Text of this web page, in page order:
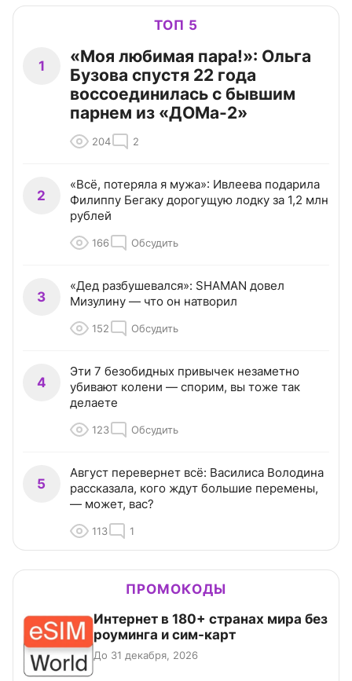
ТОП 5
1
«Моя любимая пара!»: Ольга
Бузова спустя 22 года
воссоединилась с бывшим
парнем из «ДОМа-2»
204 2
2
«Всё, потеряла я мужа»: Ивлеева подарила
Филиппу Бегаку дорогущую лодку за 1,2 млн
рублей
166 Обсудить
3
«Дед разбушевался»: SHAMAN довел
Мизулину — что он натворил
152 Обсудить
4
Эти 7 безобидных привычек незаметно
убивают колени — спорим, вы тоже так
делаете
123 Обсудить
5
Август перевернет всё: Василиса Володина
рассказала, кого ждут большие перемены,
— может, вас?
113 1
ПРОМОКОДЫ
Интернет в 180+ странах мира без
роуминга и сим-карт
До 31 декабря, 2026